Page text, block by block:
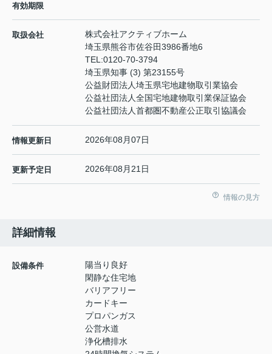
有効期限
取扱会社
株式会社アクティブホーム
埼玉県熊谷市佐谷田3986番地6
TEL:0120-70-3794
埼玉県知事 (3) 第23155号
公益財団法人埼玉県宅地建物取引業協会
公益社団法人全国宅地建物取引業保証協会
公益社団法人首都圏不動産公正取引協議会
情報更新日 2026年08月07日
更新予定日 2026年08月21日
情報の見方
詳細情報
設備条件
陽当り良好
閑静な住宅地
バリアフリー
カードキー
プロパンガス
公営水道
浄化槽排水